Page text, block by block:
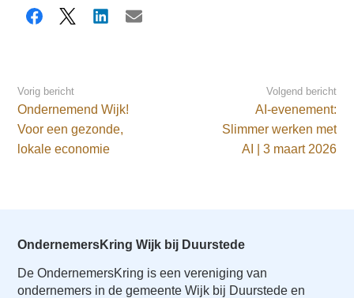
Facebook
X LinkedInE-mail
Vorig bericht
Ondernemend Wijk!
Voor een gezonde,
lokale economie
Volgend bericht
AI-evenement:
Slimmer werken met
AI | 3 maart 2026
OndernemersKring Wijk bij Duurstede
De OndernemersKring is een vereniging van
ondernemers in de gemeente Wijk bij Duurstede en